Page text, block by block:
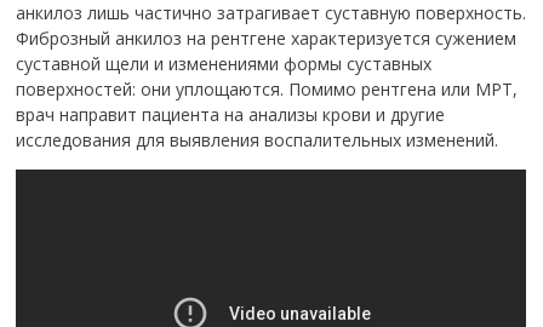
анкилоз лишь частично затрагивает суставную поверхность.
Фиброзный анкилоз на рентгене характеризуется сужением
суставной щели и изменениями формы суставных
поверхностей: они уплощаются. Помимо рентгена или МРТ,
врач направит пациента на анализы крови и другие
исследования для выявления воспалительных изменений.